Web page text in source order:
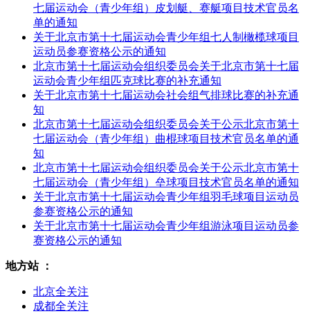
七届运动会（青少年组）皮划艇、赛艇项目技术官员名
单的通知
关于北京市第十七届运动会青少年组七人制橄榄球项目
运动员参赛资格公示的通知
北京市第十七届运动会组织委员会关于北京市第十七届
运动会青少年组匹克球比赛的补充通知
关于北京市第十七届运动会社会组气排球比赛的补充通
知
北京市第十七届运动会组织委员会关于公示北京市第十
七届运动会（青少年组）曲棍球项目技术官员名单的通
知
北京市第十七届运动会组织委员会关于公示北京市第十
七届运动会（青少年组）垒球项目技术官员名单的通知
关于北京市第十七届运动会青少年组羽毛球项目运动员
参赛资格公示的通知
关于北京市第十七届运动会青少年组游泳项目运动员参
赛资格公示的通知
地方站 ：
北京全关注
成都全关注